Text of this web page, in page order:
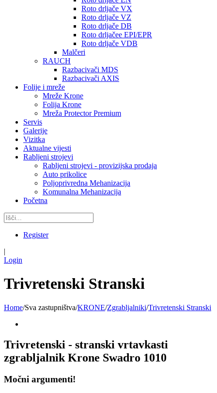
Roto drljače VX
Roto drljače VZ
Roto drljače DB
Roto drljačee EPI/EPR
Roto drljače VDB
Malčeri
RAUCH
Razbacivači MDS
Razbacivači AXIS
Folije i mreže
Mreže Krone
Folija Krone
Mreža Protector Premium
Servis
Galerije
Vizitka
Aktualne vijesti
Rabljeni strojevi
Rabljeni strojevi - provizijska prodaja
Auto prikolice
Poljoprivredna Mehanizacija
Komunalna Mehanizacija
Početna
Register
|
Login
Trivretenski Stranski
Home/Sva zastupništva/KRONE/Zgrabljalniki/Trivretenski Stranski
Trivretenski - stranski vrtavkasti
zgrabljalnik Krone Swadro 1010
Močni argumenti!